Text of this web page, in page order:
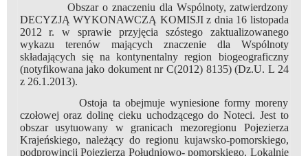
Obszar o znaczeniu dla Wspólnoty, zatwierdzony
DECYZJĄ WYKONAWCZĄ KOMISJI z dnia 16 listopada
2012 r. w sprawie przyjęcia szóstego zaktualizowanego
wykazu terenów mających znaczenie dla Wspólnoty
składających się na kontynentalny region biogeograficzny
(notyfikowana jako dokument nr C(2012) 8135) (Dz.U. L 24
z 26.1.2013).
Ostoja ta obejmuje wyniesione formy moreny
czołowej oraz dolinę cieku uchodzącego do Noteci. Jest to
obszar usytuowany w granicach mezoregionu Pojezierza
Krajeńskiego, należący do regionu kujawsko-pomorskiego,
podprowincji Pojezierza Południowo- pomorskiego. Lokalnie